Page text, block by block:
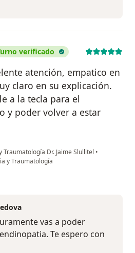
verificado
atención, empatico en
claro en su explicación.
a la tecla para el
y poder volver a estar
Dr. Jaime Slullitel •
y Traumatología
Walter
vas a poder
Te espero con